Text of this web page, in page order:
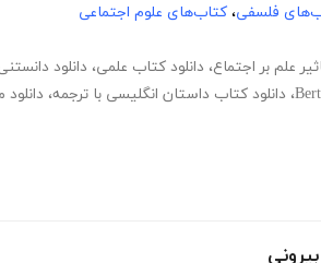
فلسفی، کتاب‌های علوم اجتماعی
علم بر اجتماع، دانلود کتاب علمی، دانلود
، دانلود کتاب داستان انگلیسی با ترجمه،